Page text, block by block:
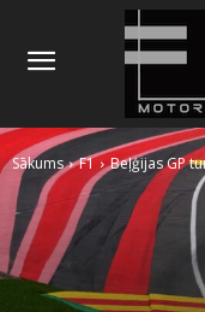
Sākums F1 Beļģijas GP